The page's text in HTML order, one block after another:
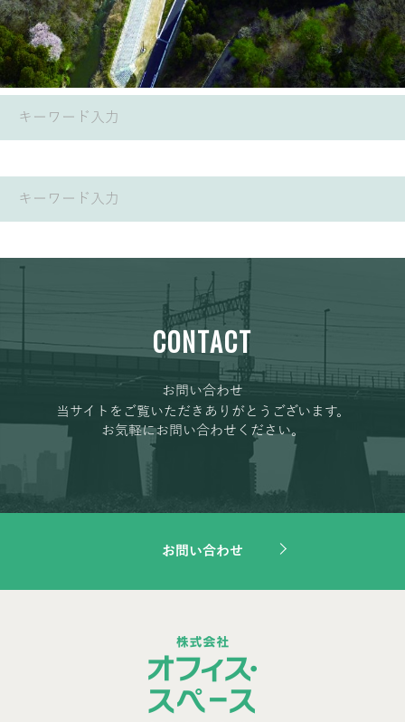
CONTACT
お問い合わせ
当サイトをご覧いただきありがとうございます。
お気軽にお問い合わせください。
お問い合わせ